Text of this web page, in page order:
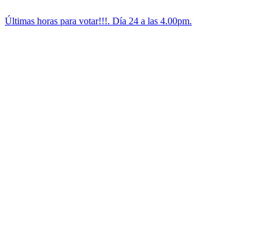
Últimas horas para votar!!!. Día 24 a las 4.00pm.